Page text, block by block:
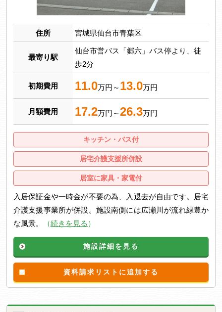
住所 宮城県仙台市青葉区
最寄り駅
仙台市営バス「郷六」バス停より、徒
歩2分
初期費用 11.0万円～ 13.0万円
月額費用 17.2万円～26.3万円
キッチン・バス付
居宅介護支援所併設
居室に家具・家電付
入居保証金や一時金が不要の為、入退去が自由です。居宅
介護支援事業所が併設。施設南側には広瀬川が流れ緑豊か
な風景。
（続きを見る ）
施設詳細を見る
資料請求リストに追加する